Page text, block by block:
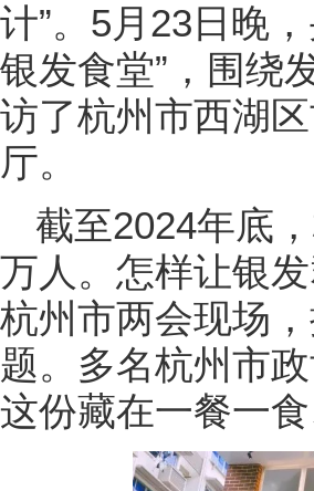
计”。5月23日晚
银发食堂”，围绕
访了杭州市西湖
厅。
截至2024年底
万人。怎样让银
杭州市两会现场
题。多名杭州市
这份藏在一餐一